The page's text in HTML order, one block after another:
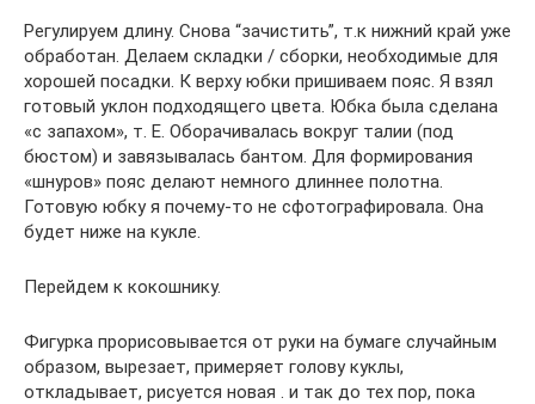
Регулируем длину. Снова “зачистить”, т.к нижний край уже
обработан. Делаем складки / сборки, необходимые для
хорошей посадки. К верху юбки пришиваем пояс. Я взял
готовый уклон подходящего цвета. Юбка была сделана
«с запахом», т. Е. Оборачивалась вокруг талии (под
бюстом) и завязывалась бантом. Для формирования
«шнуров» пояс делают немного длиннее полотна.
Готовую юбку я почему-то не сфотографировала. Она
будет ниже на кукле.
Перейдем к кокошнику.
Фигурка прорисовывается от руки на бумаге случайным
образом, вырезает, примеряет голову куклы,
откладывает, рисуется новая . и так до тех пор, пока